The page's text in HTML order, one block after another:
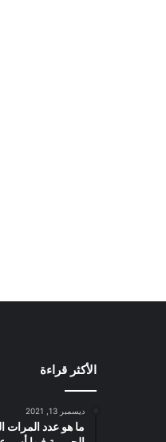
الأكثر قراءة
ديسمبر 13, 2021
ما هو عدد المرات